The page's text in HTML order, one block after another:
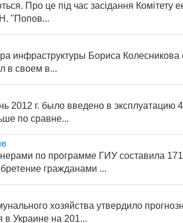
Про це під час засідання Комітету
"Попов...
инфраструктуры Бориса Колесникова
в своем в...
2012 г. было введено в эксплуатацию
по сравне...
по программе ГИУ составила
гражданами ...
хозяйства утвердило
в Украине на 201...